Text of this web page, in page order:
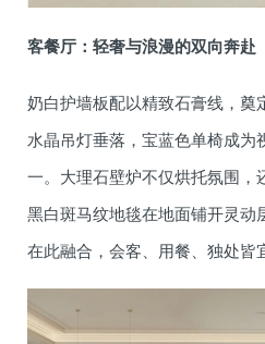
客餐厅：轻奢与浪漫的双向奔赴
奶白护墙板配以精致石膏线，奠
水晶吊灯垂落，宝蓝色单椅成为
一。大理石壁炉不仅烘托氛围，
黑白斑马纹地毯在地面铺开灵动
在此融合，会客、用餐、独处皆